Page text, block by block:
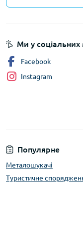
Популярне
Металошукачі
Туристичне
Ми у
Facebook
Instagram